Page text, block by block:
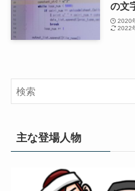
の文
2020
2022
主な登場人物